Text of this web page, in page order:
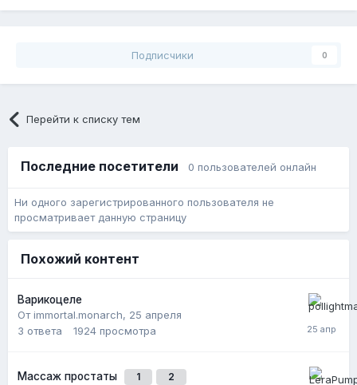
Подписчики 0
Перейти к списку тем
Последние посетители 0 пользователей онлайн
Ни одного зарегистрированного пользователя не
просматривает данную страницу
Похожий контент
Варикоцеле
От immortal.monarch, 25 апреля
3 ответа 1924 просмотра
Массаж простаты 1 2